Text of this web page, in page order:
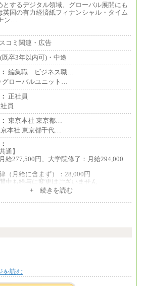
するデジタル領域、グローバル展開にも
英国の有力経済紙フィナンシャル・タイム
ン…
コミ関連・広告
既卒3年以内可)・中途
編集職 ビジネス職…
ローバルユニット…
正社員
員
東京本社 東京都…
本社 東京都千代…
通】
給277,500円、大学院修了：月給294,000
（月給に含まず）：28,000円
中も給与に変更はございません
円～
+ 続きを読む
を読む